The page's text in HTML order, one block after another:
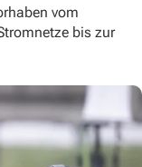
vom
bis zur